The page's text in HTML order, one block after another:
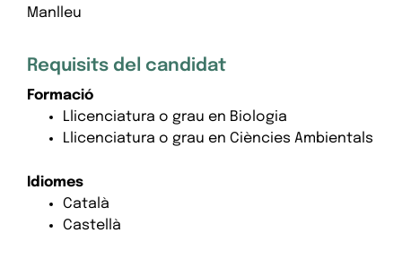
Manlleu
Requisits del candidat
Formació
Llicenciatura o grau en Biologia
Llicenciatura o grau en Ciències Ambientals
Idiomes
Català
Castellà